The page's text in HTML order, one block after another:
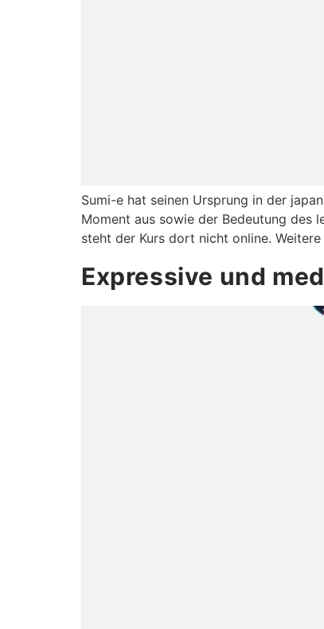
Sumi-e hat seinen Ursprung in der
Moment aus sowie der Bedeutung des
steht der Kurs dort nicht online.
Expressive und